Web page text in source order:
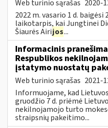
Web turinio sąrašas 2020-
2022 m. vasario 1 d.
laikotarpis, kai Jungtinei
Šiaurės Airijos...
Informacinis
Respublikos
įstatymo nuostatų
Web turinio sąrašas 2021-
Informuojame, kad
gruodžio 7 d. priėmė
nekilnojamojo turto
straipsnių pakeitimo...